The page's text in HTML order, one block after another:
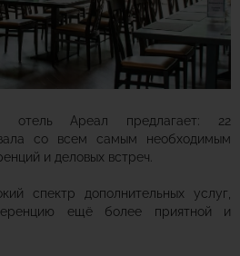
отель Ареал предлагает: 22
со всем самым необходимым
и деловых встреч.
спектр дополнительных услуг,
ещё более приятной и